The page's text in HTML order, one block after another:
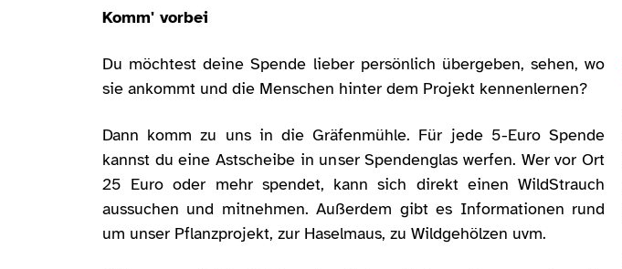
Komm' vorbei
Du möchtest deine Spende lieber persönlich übergeben, sehen, wo
sie ankommt und die Menschen hinter dem Projekt kennenlernen?
Dann komm zu uns in die Gräfenmühle. Für jede 5-Euro Spende
kannst du eine Astscheibe in unser Spendenglas werfen. Wer vor Ort
25 Euro oder mehr spendet, kann sich direkt einen WildStrauch
aussuchen und mitnehmen. Außerdem gibt es Informationen rund
um unser Pflanzprojekt, zur Haselmaus, zu Wildgehölzen uvm.